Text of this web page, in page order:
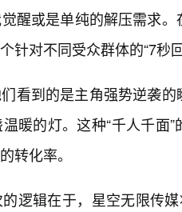
或是单纯的解压需求。
对不同受众群体的“7秒回
看到的是主角强势逆袭
暖的灯。这种“千人千面
转化率。
逻辑在于，星空无限传